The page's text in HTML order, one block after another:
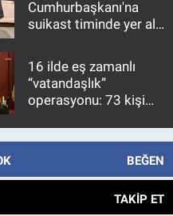
Cumhurbaşkanı'na
suikast timinde yer alan
10 yıl sonra yakalandı
16 ilde eş zamanlı
“vatandaşlık”
operasyonu: 73 kişi
BEĞEN
TAKIP ET